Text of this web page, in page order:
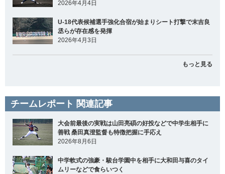
2026年4月4日
U-18代表候補選手強化合宿が始まりシート打撃で末吉良
丞らが存在感を発揮
2026年4月3日
もっと見る
チームレポート 関連記事
大会前最後の実戦は山田亮碩の好投などで中学生相手に
善戦 桑田真澄監督も特徴把握に手応え
2026年8月6日
中学軟式の強豪・駿台学園中を相手に大和田与喜のタイ
ムリーなどで食らいつく